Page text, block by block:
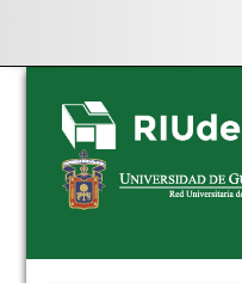
Skip
navigation